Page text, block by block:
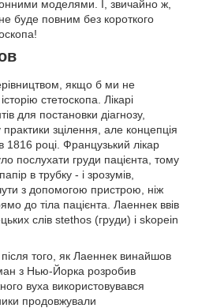
моделями. І, звичайно ж,
буде повним без короткого
якщо б ми не
стетоскопа. Лікарі
для постановки діагнозу,
зцілення, але концепція
1816 році. Французький лікар
послухати груди пацієнта, тому
в трубку - і зрозумів,
з допомогою пристрою, ніж
до тіла пацієнта. Лаеннек ввів
слів stethos (груди) і skopein
того, як Лаеннек винайшов
з Нью-Йорка розробив
вуха використовувався
продовжували